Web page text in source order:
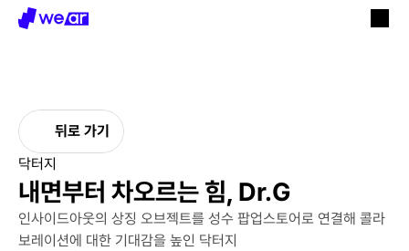
뒤로 가기
닥터지
내면부터 차오르는 힘, Dr.G
인사이드아웃의 상징 오브젝트를 성수 팝업스토어로 연결해 콜라
보레이션에 대한 기대감을 높인 닥터지